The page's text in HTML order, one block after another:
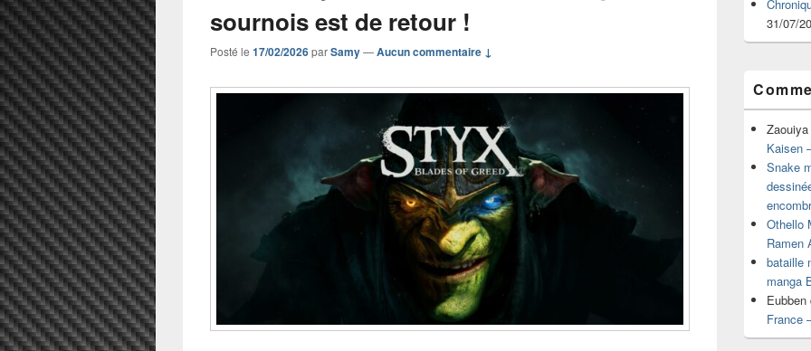
sournois est de retour !
Posté le 17/02/2026parSamy—Aucun commentaire ↓
31/07/
Zaouiya
Kaisen
Snake
Othello
Ramen
bataille
manga
Eubben
France